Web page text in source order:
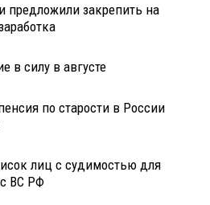
предложили закрепить на
в силу в августе
по старости в России
лиц с судимостью для
ВС РФ